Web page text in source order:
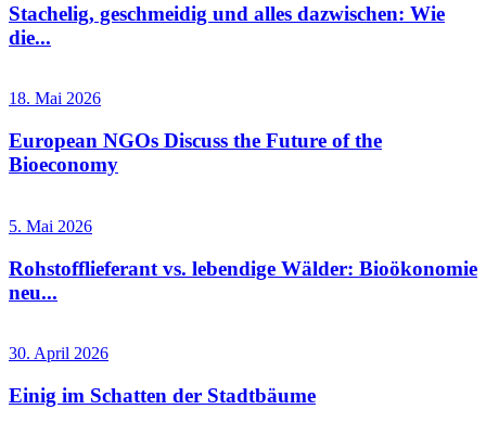
Stachelig, geschmeidig und alles dazwischen: Wie
die...
18. Mai 2026
European NGOs Discuss the Future of the
Bioeconomy
5. Mai 2026
Rohstofflieferant vs. lebendige Wälder: Bioökonomie
neu...
30. April 2026
Einig im Schatten der Stadtbäume